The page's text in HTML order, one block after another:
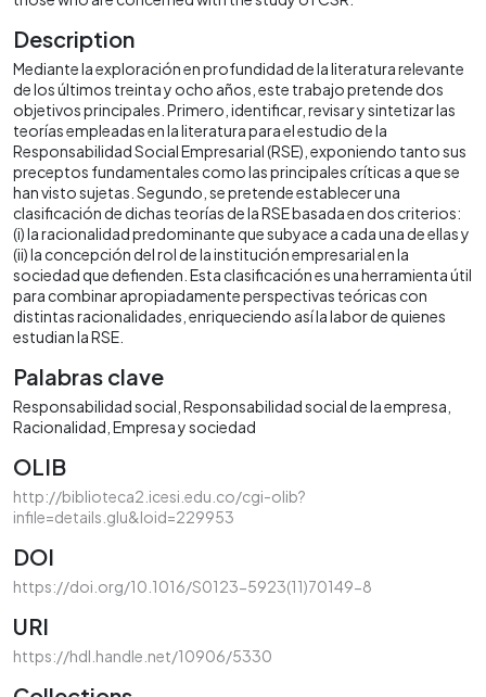
Description
Mediante la exploración en profundidad de la literatura relevante
de los últimos treinta y ocho años, este trabajo pretende dos
objetivos principales. Primero, identificar, revisar y sintetizar las
teorías empleadas en la literatura para el estudio de la
Responsabilidad Social Empresarial (RSE), exponiendo tanto sus
preceptos fundamentales como las principales críticas a que se
han visto sujetas. Segundo, se pretende establecer una
clasificación de dichas teorías de la RSE basada en dos criterios:
(i) la racionalidad predominante que subyace a cada una de ellas y
(ii) la concepción del rol de la institución empresarial en la
sociedad que defienden. Esta clasificación es una herramienta útil
para combinar apropiadamente perspectivas teóricas con
distintas racionalidades, enriqueciendo así la labor de quienes
estudian la RSE.
Palabras clave
Responsabilidad social Responsabilidad social de la empresa
Racionalidad Empresa y sociedad
OLIB
http://biblioteca2.icesi.edu.co/cgi-olib?
infile=details.glu&loid=229953
DOI
https://doi.org/10.1016/S0123-5923(11)70149-8
URI
https://hdl.handle.net/10906/5330